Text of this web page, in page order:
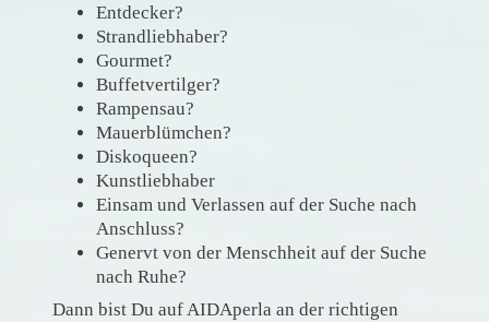
Entdecker?
Strandliebhaber?
Gourmet?
Buffetvertilger?
Rampensau?
Mauerblümchen?
Diskoqueen?
Kunstliebhaber
Einsam und Verlassen auf der Suche nach
Anschluss?
Genervt von der Menschheit auf der Suche
nach Ruhe?
Dann bist Du auf AIDAperla an der richtigen